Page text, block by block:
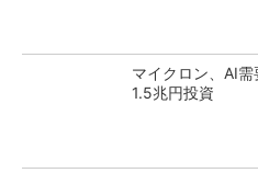
マイクロン、AI
1.5兆円投資